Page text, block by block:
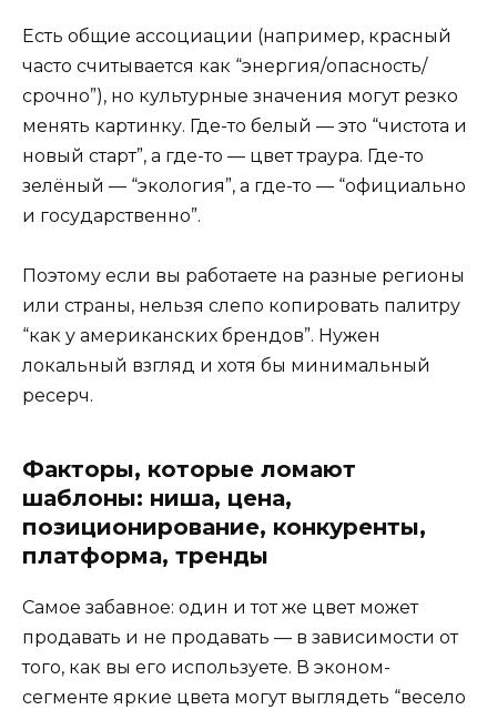
Есть общие ассоциации (например, красный
часто считывается как “энергия/опасность/
срочно”), но культурные значения могут резко
менять картинку. Где-то белый — это “чистота и
новый старт”, а где-то — цвет траура. Где-то
зелёный — “экология”, а где-то — “официально
и государственно”.
Поэтому если вы работаете на разные регионы
или страны, нельзя слепо копировать палитру
“как у американских брендов”. Нужен
локальный взгляд и хотя бы минимальный
ресерч.
Факторы, которые ломают
шаблоны: ниша, цена,
позиционирование, конкуренты,
платформа, тренды
Самое забавное: один и тот же цвет может
продавать и не продавать — в зависимости от
того, как вы его используете. В эконом-
сегменте яркие цвета могут выглядеть “весело